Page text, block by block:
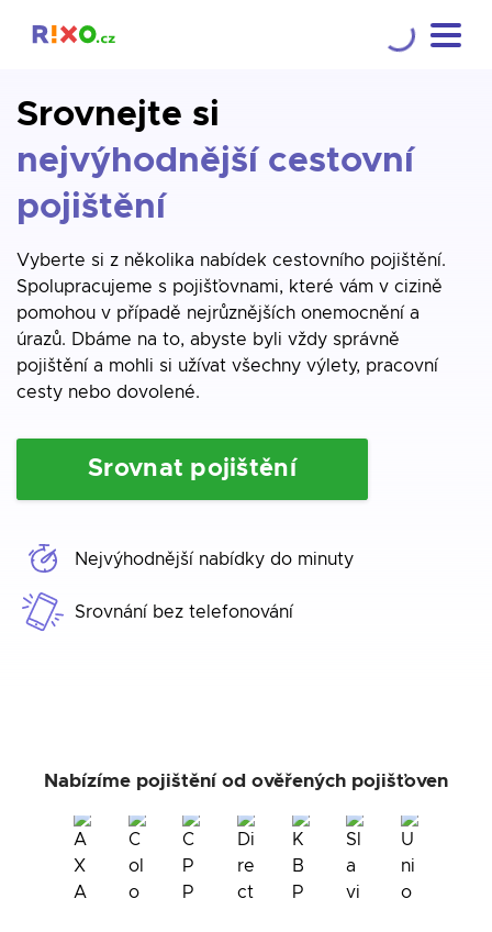
Srovnejte si
nejvýhodnější cestovní
pojištění
Vyberte si z několika nabídek cestovního pojištění.
Spolupracujeme s pojišťovnami, které vám v cizině
pomohou v případě nejrůznějších onemocnění a
úrazů. Dbáme na to, abyste byli vždy správně
pojištění a mohli si užívat všechny výlety, pracovní
cesty nebo dovolené.
Srovnat pojištění
Nejvýhodnější nabídky do minuty
Srovnání bez telefonování
Nabízíme pojištění od ověřených pojišťoven